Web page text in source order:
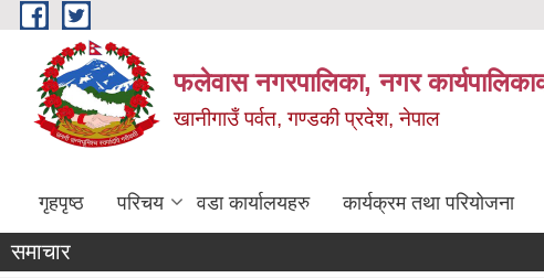
Skip to main content
फलेवास नगरपालिका, नगर
खानीगाउँ पर्वत, गण्डकी प्रदेश, नेपाल
गृहपृष्ठ परिचय वडा कार्यालयहरु कार्यक्रम तथा परियोजना
समाचार